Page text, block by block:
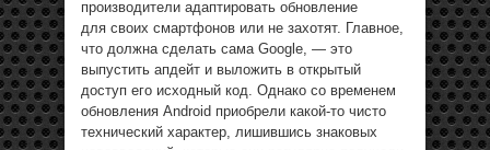
производители адаптировать обновление
для своих смартфонов или не захотят. Главное,
что должна сделать сама Google, — это
выпустить апдейт и выложить в открытый
доступ его исходный код. Однако со временем
обновления Android приобрели какой-то чисто
технический характер, лишившись знаковых